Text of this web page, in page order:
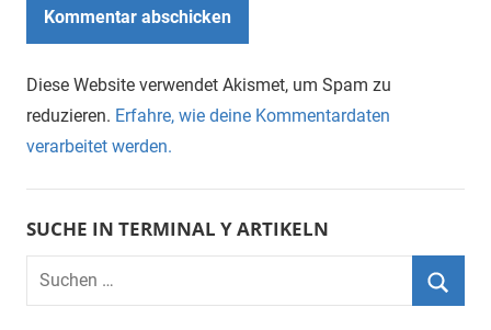
Diese Website verwendet Akismet, um Spam zu
reduzieren. Erfahre, wie deine Kommentardaten
verarbeitet werden.
SUCHE IN TERMINAL Y ARTIKELN
Suchen